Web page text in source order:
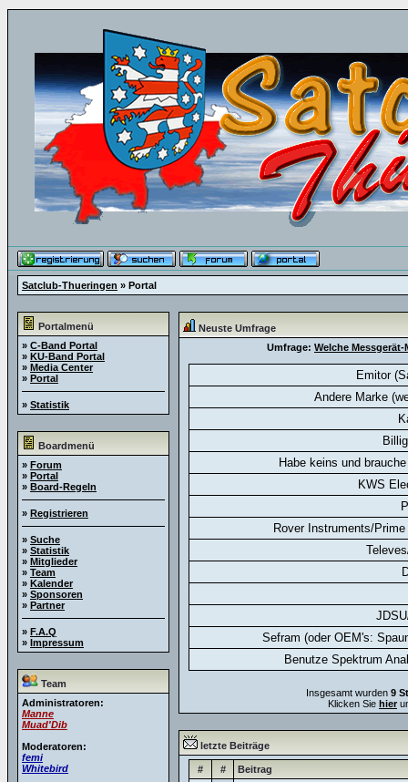
Satclub-Thueringen » Portal
Portalmenü
» C-Band Portal
» KU-Band Portal
» Media Center
» Portal
» Statistik
Boardmenü
» Forum
» Portal
» Board-Regeln
» Registrieren
» Suche
» Statistik
» Mitglieder
» Team
» Kalender
» Sponsoren
» Partner
» F.A.Q
» Impressum
Team
Administratoren:
Manne
Muad'Dib
Moderatoren:
femi
Whitebird
Neuste Umfrage
Umfrage: Welche
Emitor
Andere Marke
Habe keins und
KWS
Rover Instruments/
Sefram (oder OEM's:
Benutze Spektrum
Insgesamt wurden 9
Klicken Sie hier
letzte Beiträge
# #
Beitrag